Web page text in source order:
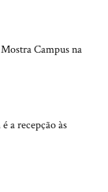
Campus na
a recepção às